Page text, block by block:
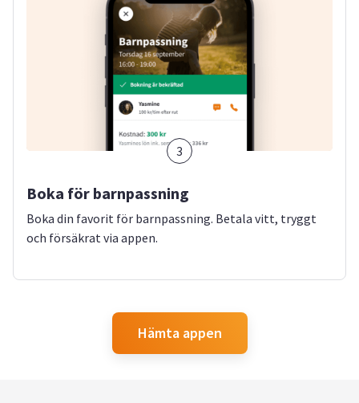
3
Boka för barnpassning
Boka din favorit för barnpassning. Betala vitt, tryggt
och försäkrat via appen.
Hämta appen